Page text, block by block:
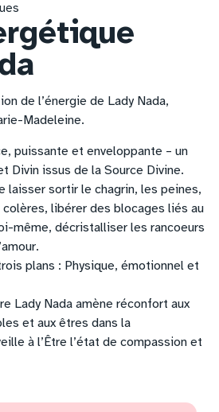
de l’énergie de Lady Nada,
Madeleine.
puissante et enveloppante – un
Divin issus de la Source Divine.
laisser sortir le chagrin, les peines,
libérer des blocages liés au
même, décristalliser les rancoeurs
plans : Physique, émotionnel et
Lady Nada amène réconfort aux
et aux êtres dans la
à l’Être l’état de compassion et